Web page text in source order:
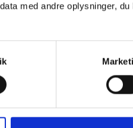
med andre oplysninger, du
hul på byggeriet af den
i strandområdet er
der tog de første
Regine Hovmøller.
der skal skabe
Den nye